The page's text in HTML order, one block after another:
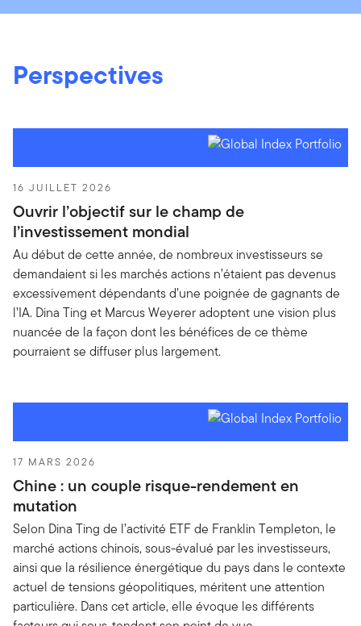
Perspectives
16 JUILLET 2026
Ouvrir l’objectif sur le champ de
l’investissement mondial
Au début de cette année, de nombreux investisseurs se
demandaient si les marchés actions n’étaient pas devenus
excessivement dépendants d’une poignée de gagnants de
l’IA. Dina Ting et Marcus Weyerer adoptent une vision plus
nuancée de la façon dont les bénéfices de ce thème
pourraient se diffuser plus largement.
17 MARS 2026
Chine : un couple risque-rendement en
mutation
Selon Dina Ting de l’activité ETF de Franklin Templeton, le
marché actions chinois, sous-évalué par les investisseurs,
ainsi que la résilience énergétique du pays dans le contexte
actuel de tensions géopolitiques, méritent une attention
particulière. Dans cet article, elle évoque les différents